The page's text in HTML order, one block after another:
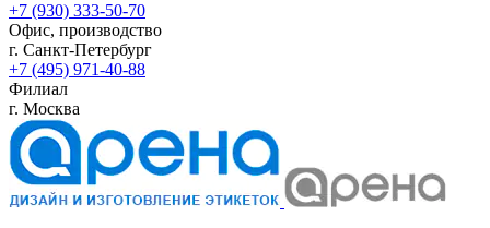
+7 (930) 333-50-70
Офис, производство
г. Санкт-Петербург
+7 (495) 971-40-88
Филиал
г. Москва